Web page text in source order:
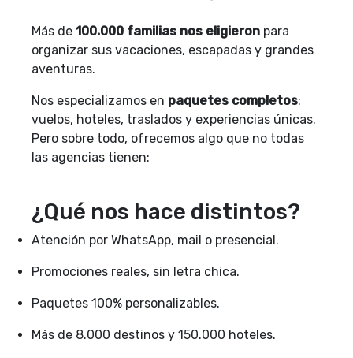
Más de100.000 familias nos eligieron para
organizar sus vacaciones, escapadas y grandes
aventuras.
Nos especializamos en paquetes completos:
vuelos, hoteles, traslados y experiencias únicas.
Pero sobre todo, ofrecemos algo que no todas
las agencias tienen:
¿Qué nos hace distintos?
Atención por WhatsApp, mail o presencial.
Promociones reales, sin letra chica.
Paquetes 100% personalizables.
Más de 8.000 destinos y 150.000 hoteles.